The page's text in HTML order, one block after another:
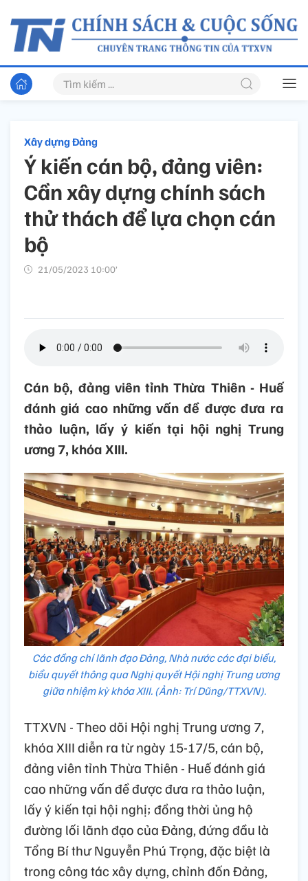
Xây dựng Đảng
Ý kiến cán bộ, đảng viên:
Cần xây dựng chính sách
thử thách để lựa chọn cán
bộ
21/05/2023 10:00’
Cán bộ, đảng viên tỉnh Thừa Thiên - Huế
đánh giá cao những vấn đề được đưa ra
thảo luận, lấy ý kiến tại hội nghị Trung
ương 7, khóa XIII.
Các đồng chí lãnh đạo Đảng, Nhà nước các đại biểu,
biểu quyết thông qua Nghị quyết Hội nghị Trung ương
giữa nhiệm kỳ khóa XIII. (Ảnh: Trí Dũng/TTXVN).
TTXVN - Theo dõi Hội nghị Trung ương 7,
khóa XIII diễn ra từ ngày 15-17/5, cán bộ,
đảng viên tỉnh Thừa Thiên - Huế đánh giá
cao những vấn đề được đưa ra thảo luận,
lấy ý kiến tại hội nghị; đồng thời ủng hộ
đường lối lãnh đạo của Đảng, đứng đầu là
Tổng Bí thư Nguyễn Phú Trọng, đặc biệt là
trong công tác xây dựng, chỉnh đốn Đảng,